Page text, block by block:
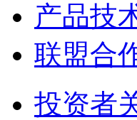
产品技
联盟合
投资者